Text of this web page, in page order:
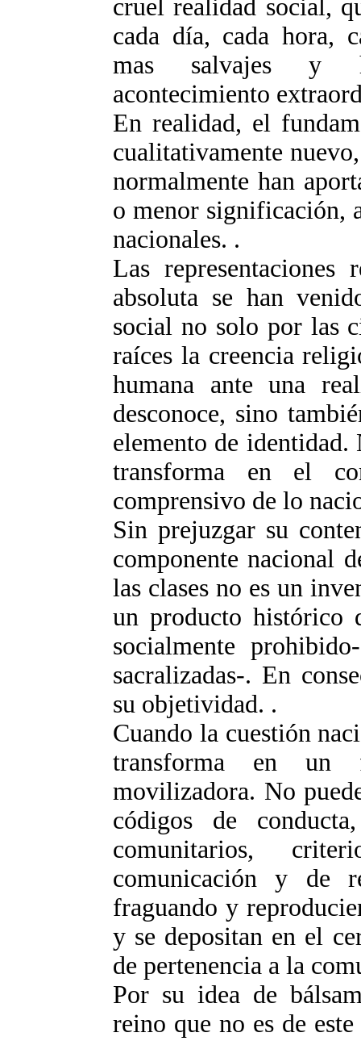
cruel realidad social,
cada día, cada hora,
mas salvajes y
acontecimiento
En realidad, el
cualitativamente
normalmente han
o menor significación,
nacionales. .
Las
absoluta se han
social no solo por las
raíces la creencia
humana ante una
desconoce, sino
elemento de identidad.
transforma en el
comprensivo de lo
Sin prejuzgar su
componente nacional
las clases no es un
un producto histórico
socialmente
sacralizadas-. En
su objetividad. .
Cuando la cuestión
transforma en un
movilizadora. No
códigos de
comunitarios,
comunicación y de
fraguando y
y se depositan en el
de pertenencia a la
Por su idea de
reino que no es de